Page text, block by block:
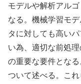
モデルや解析アル
なる。機械学習モ
タに対しても高い
い為、適切な前処
の重要な要件とな
ついて述べる。こ